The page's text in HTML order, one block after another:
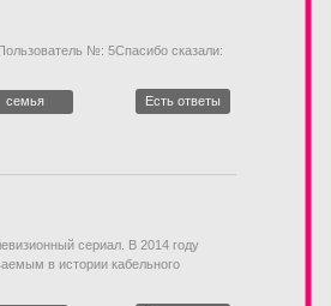
№: 5Спасибо сказали:
семья Есть ответы
сериал. В 2014 году
в истории кабельного